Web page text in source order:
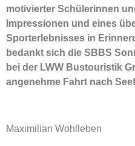
motivierter Schülerinnen
Impressionen und eines
Sporterlebnisses in
bedankt sich die SBBS
bei der LWW Bustouristik
angenehme Fahrt nach
Maximilian Wohlleben